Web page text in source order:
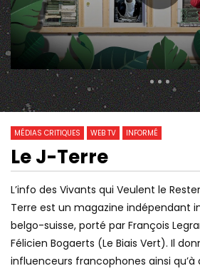
457 Views
0
LE VENT DU CHANGEMENT –
DOCUMENTAIRE
MÉDIAS CRITIQUES WEB TV INFORMÉ
Le J-Terre
L’info des Vivants qui Veulent le
Terre est un magazine indépendant
belgo-suisse, porté par François
Félicien Bogaerts (Le Biais Vert). Il
influenceurs francophones ainsi qu’à